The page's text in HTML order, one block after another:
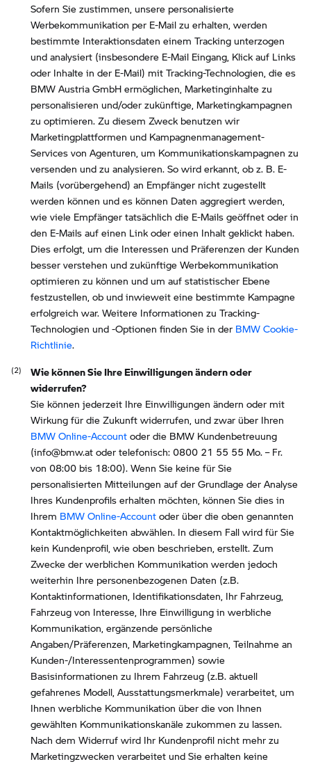
Sofern Sie zustimmen, unsere personalisierte
Werbekommunikation per E-Mail zu erhalten, werden
bestimmte Interaktionsdaten einem Tracking unterzogen
und analysiert (insbesondere E-Mail Eingang, Klick auf Links
oder Inhalte in der E-Mail) mit Tracking-Technologien, die es
BMW Austria GmbH ermöglichen, Marketinginhalte zu
personalisieren und/oder zukünftige, Marketingkampagnen
zu optimieren. Zu diesem Zweck benutzen wir
Marketingplattformen und Kampagnenmanagement-
Services von Agenturen, um Kommunikationskampagnen zu
versenden und zu analysieren. So wird erkannt, ob z. B. E-
Mails (vorübergehend) an Empfänger nicht zugestellt
werden können und es können Daten aggregiert werden,
wie viele Empfänger tatsächlich die E-Mails geöffnet oder in
den E-Mails auf einen Link oder einen Inhalt geklickt haben.
Dies erfolgt, um die Interessen und Präferenzen der Kunden
besser verstehen und zukünftige Werbekommunikation
optimieren zu können und um auf statistischer Ebene
festzustellen, ob und inwieweit eine bestimmte Kampagne
erfolgreich war. Weitere Informationen zu Tracking-
Technologien und -Optionen finden Sie in der BMW Cookie-
Richtlinie.
Wie können Sie Ihre Einwilligungen ändern oder
widerrufen?
Sie können jederzeit Ihre Einwilligungen ändern oder mit
Wirkung für die Zukunft widerrufen, und zwar über Ihren
BMW Online-Account oder die BMW Kundenbetreuung
(info@bmw.at oder telefonisch: 0800 21 55 55 Mo. – Fr.
von 08:00 bis 18:00). Wenn Sie keine für Sie
personalisierten Mitteilungen auf der Grundlage der Analyse
Ihres Kundenprofils erhalten möchten, können Sie dies in
Ihrem BMW Online-Account oder über die oben genannten
Kontaktmöglichkeiten abwählen. In diesem Fall wird für Sie
kein Kundenprofil, wie oben beschrieben, erstellt. Zum
Zwecke der werblichen Kommunikation werden jedoch
weiterhin Ihre personenbezogenen Daten (z.B.
Kontaktinformationen, Identifikationsdaten, Ihr Fahrzeug,
Fahrzeug von Interesse, Ihre Einwilligung in werbliche
Kommunikation, ergänzende persönliche
Angaben/Präferenzen, Marketingkampagnen, Teilnahme an
Kunden-/Interessentenprogrammen) sowie
Basisinformationen zu Ihrem Fahrzeug (z.B. aktuell
gefahrenes Modell, Ausstattungsmerkmale) verarbeitet, um
Ihnen werbliche Kommunikation über die von Ihnen
gewählten Kommunikationskanäle zukommen zu lassen.
Nach dem Widerruf wird Ihr Kundenprofil nicht mehr zu
Marketingzwecken verarbeitet und Sie erhalten keine